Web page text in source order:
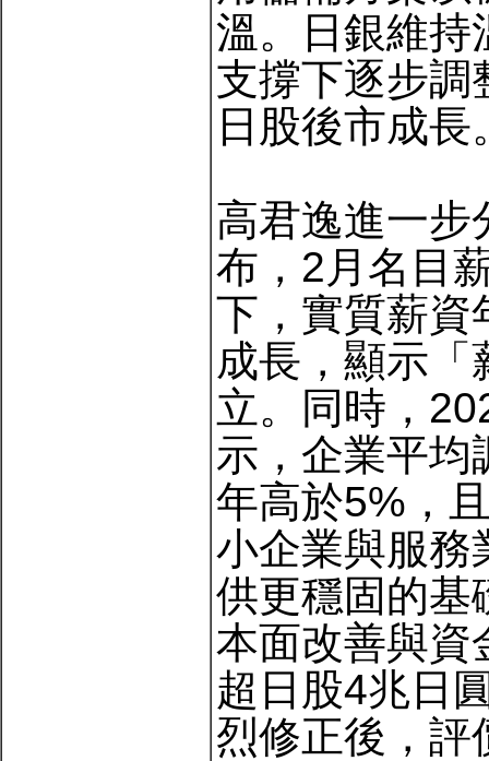
溫。日銀維持
支撐下逐步調
日股後市成長
高君逸進一步
布，2月名目
下，實質薪資
成長，顯示「
立。同時，
示，企業平均
年高於5%，
小企業與服務
供更穩固的基
本面改善與資
超日股4兆日
烈修正後，評